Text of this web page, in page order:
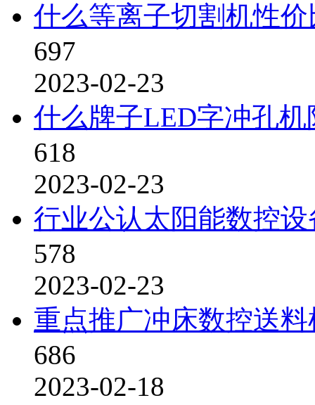
什么等离子切割机性价
697
2023-02-23
什么牌子LED字冲孔
618
2023-02-23
行业公认太阳能数控设
578
2023-02-23
重点推广冲床数控送料
686
2023-02-18